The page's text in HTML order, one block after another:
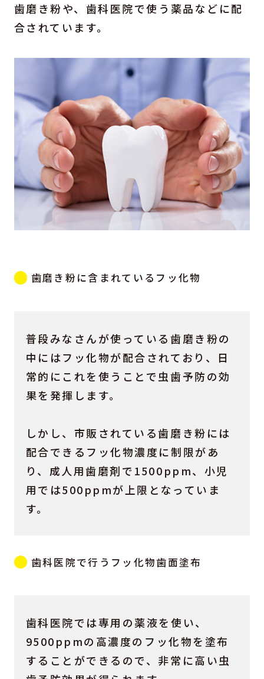
歯磨き粉や、歯科医院で使う薬品などに配
合されています。
歯磨き粉に含まれているフッ化物
普段みなさんが使っている歯磨き粉の
中にはフッ化物が配合されており、日
常的にこれを使うことで虫歯予防の効
果を発揮します。
しかし、市販されている歯磨き粉には
配合できるフッ化物濃度に制限があ
り、成人用歯磨剤で1500ppm、小児
用では500ppmが上限となっていま
す。
歯科医院で行うフッ化物歯面塗布
歯科医院では専用の薬液を使い、
9500ppmの高濃度のフッ化物を塗布
することができるので、非常に高い虫